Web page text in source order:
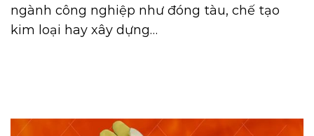
ngành công nghiệp như đóng tàu, chế tạo
kim loại hay xây dựng…